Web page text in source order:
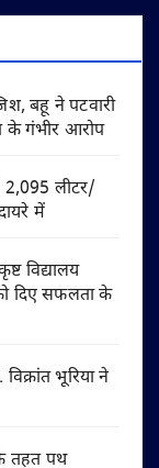
बहू ने पटवारी
के गंभीर आरोप
2,095 लीटर/
में
विद्यालय
को दिए सफलता के
भूरिया ने
तहत पथ